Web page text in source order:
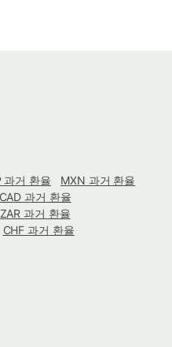
과거 환율
MXN 과거 환율
CAD 과거 환율
ZAR 과거 환율
CHF 과거 환율